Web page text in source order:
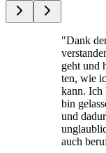
"Dank
geht und
ten, wie
kann. Ich
bin
und
auch